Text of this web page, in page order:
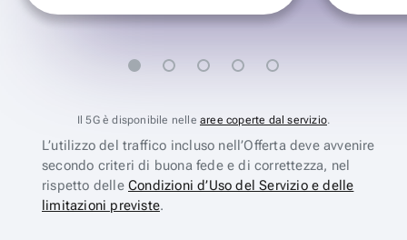
Il 5G è disponibile nelle aree coperte dal servizio.
L’utilizzo del traffico incluso nell’Offerta deve avvenire
secondo criteri di buona fede e di correttezza, nel
rispetto delle Condizioni d’Uso del Servizio e delle
limitazioni previste.